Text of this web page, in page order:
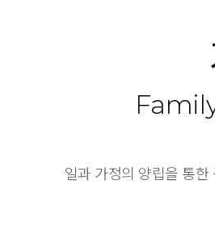
일과 가정의 양립을 통